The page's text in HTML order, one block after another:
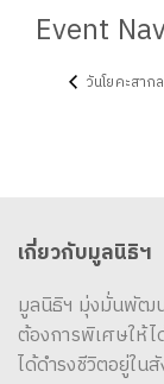
Event
วันโยคะสากล
เกี่ยวกับมูลนิธิฯ
มูลนิธิฯ มุ่งมั่นพัฒ
ต้องการพิเศษให้
ได้ดำรงชีวิตอยู่ใ